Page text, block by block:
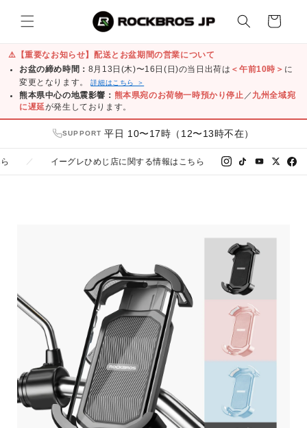
ンツに
進む
ー
⚠️
【重要なお知らせ】配送とお盆期間の営業について
お盆の締め時間： 8月13日(木)〜16日(日)の当日出荷は ＜午前10時＞ に
変更となります。詳細はこちら ＞
熊本県中心の地震影響： 熊本県宛のお荷物一時預かり停止 ／ 九州全域宛
に遅延が発生しております。
SUPPORT 平日 10〜17時（12〜13時不在）
イーグレひめじ店に関する情報はこちら ／ LINE 友だち追加で300